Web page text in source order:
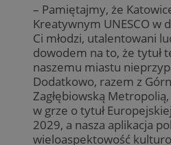
– Pamiętajmy, że
Kreatywnym UNESCO w
Ci młodzi, utalentowani
dowodem na to, że tytuł
naszemu miastu
Dodatkowo, razem z
Zagłębiowską
w grze o tytuł
2029, a nasza aplikacja
wieloaspektowość